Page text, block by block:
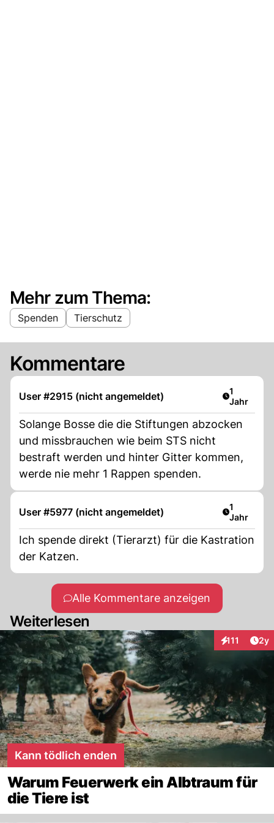
Mehr zum Thema:
Spenden Tierschutz
Kommentare
User #2915 (nicht angemeldet) Artikel
1
Jahr
Solange Bosse die die Stiftungen abzocken
und missbrauchen wie beim STS nicht
bestraft werden und hinter Gitter kommen,
werde nie mehr 1 Rappen spenden.
User #5977 (nicht angemeldet) Artikel
1
Jahr
Ich spende direkt (Tierarzt) für die Kastration
der Katzen.
Alle Kommentare anzeigen
Weiterlesen
111
Interaktionen
2y
Kann tödlich enden
Warum Feuerwerk ein Albtraum für
die Tiere ist